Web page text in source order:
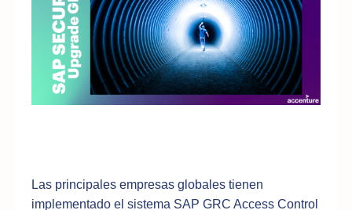
Las principales empresas globales tienen
implementado el sistema SAP GRC Access Control